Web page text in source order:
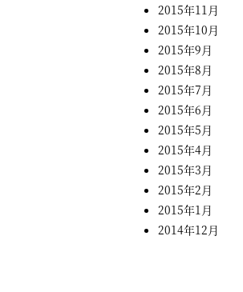
2015年11月
2015年10月
2015年9月
2015年8月
2015年7月
2015年6月
2015年5月
2015年4月
2015年3月
2015年2月
2015年1月
2014年12月